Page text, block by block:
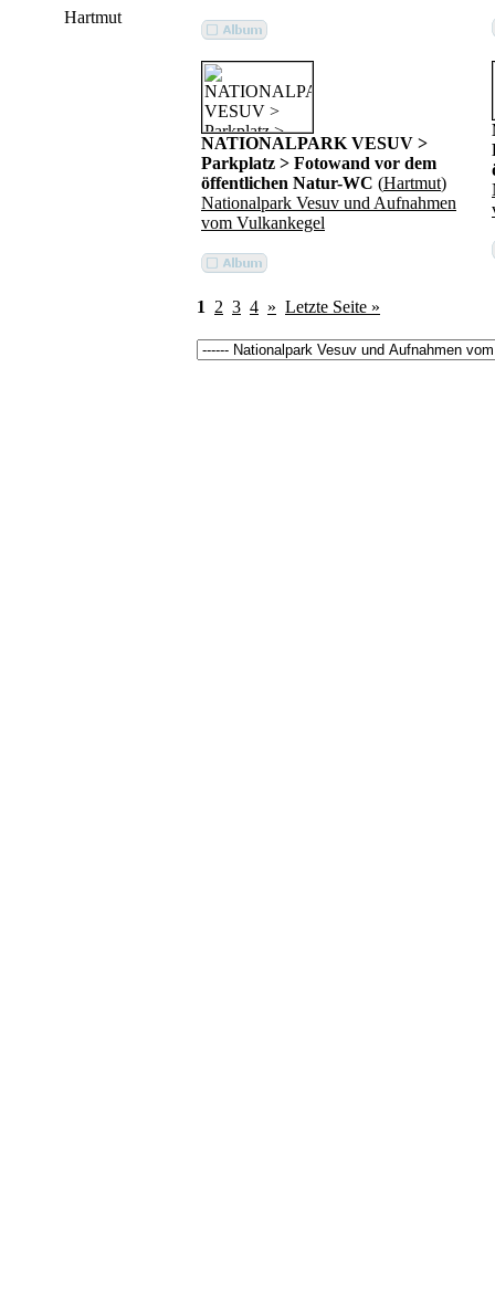
Hartmut
NATIONALPARK VESUV >
Parkplatz > Fotowand vor dem
öffentlichen Natur-WC (Hartmut)
Nationalpark Vesuv und Aufnahmen
vom Vulkankegel
1 2 3 4 » Letzte Seite »